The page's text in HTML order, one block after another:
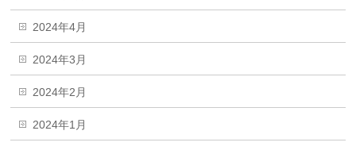
2024年4月
2024年3月
2024年2月
2024年1月